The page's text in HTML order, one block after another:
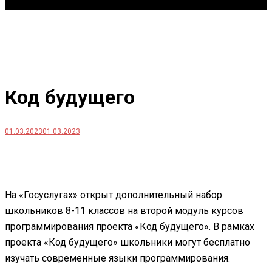
Код будущего
01.03.202301.03.2023
На «Госуслугах» открыт дополнительный набор
школьников 8-11 классов на второй модуль курсов
программирования проекта «Код будущего». В рамках
проекта «Код будущего» школьники могут бесплатно
изучать современные языки программирования.